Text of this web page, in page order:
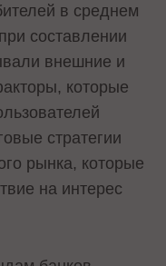
в среднем
составлении
внешние и
которые
стратегии
рынка, которые
на интерес